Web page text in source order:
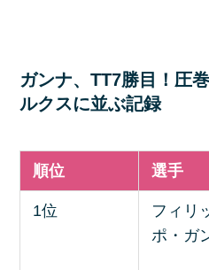
ガンナ、TT7勝目！圧
ルクスに並ぶ記録
順位 選手
1位
フィリ
ポ・ガ